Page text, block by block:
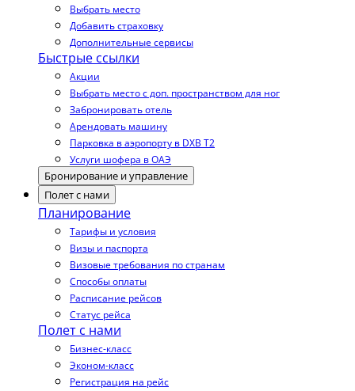
Выбрать место
Добавить страховку
Дополнительные сервисы
Быстрые ссылки
Акции
Выбрать место с доп. пространством для ног
Забронировать отель
Арендовать машину
Парковка в аэропорту в DXB T2
Услуги шофера в ОАЭ
Бронирование и управление
Полет с нами
Планирование
Тарифы и условия
Визы и паспорта
Визовые требования по странам
Способы оплаты
Расписание рейсов
Статус рейса
Полет с нами
Бизнес-класс
Эконом-класс
Регистрация на рейс